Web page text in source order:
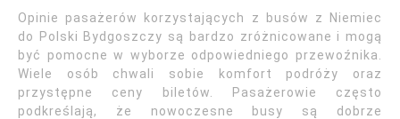
Opinie pasażerów korzystających z busów z Niemiec
do Polski Bydgoszczy są bardzo zróżnicowane i mogą
być pomocne w wyborze odpowiedniego przewoźnika.
Wiele osób chwali sobie komfort podróży oraz
przystępne ceny biletów. Pasażerowie często
podkreślają, że nowoczesne busy są dobrze